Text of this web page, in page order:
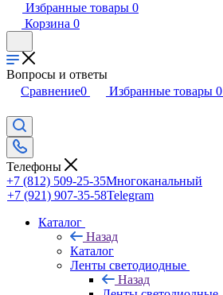
Избранные товары 0
Корзина 0
Вопросы и ответы
Сравнение0 Избранные товары 0
Телефоны
+7 (812) 509-25-35Многоканальный
+7 (921) 907-35-58Telegram
Каталог
Назад
Каталог
Ленты светодиодные
Назад